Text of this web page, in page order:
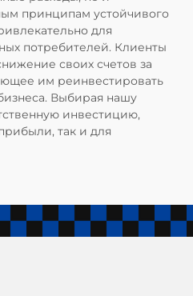
принципам устойчивого
для
потребителей. Клиенты
своих счетов за
им реинвестировать
Выбирая нашу
инвестицию,
так и для